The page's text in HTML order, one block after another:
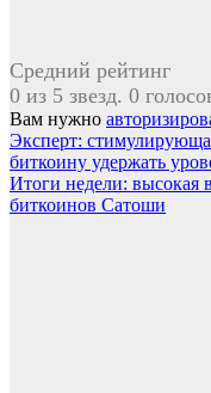
Средний рейтинг
0 из 5 звезд. 0
Вам нужно
Навигация
по
записям
Эксперт:
биткоину удержать
Итоги недели: высокая
биткоинов Сатоши